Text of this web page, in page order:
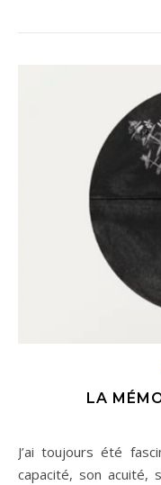
LA
J’ai toujours été fascinée par la mémoire humaine – sa
capacité, son acuité,